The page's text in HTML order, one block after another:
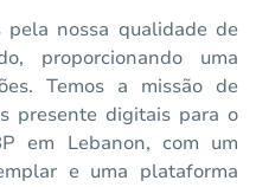
pela nossa qualidade de
proporcionando uma
Temos a missão de
presente digitais para o
em Lebanon, com um
e uma plataforma